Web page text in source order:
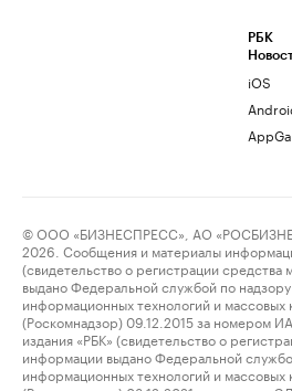
РБК
iOS
© ООО «БИЗНЕСПРЕСС», АО
2026. Сообщения и материалы
(свидетельство о регистрации
выдано Федеральной службой по
информационных технологий и массовых
(Роскомнадзор) 09.12.2015 за номером
издания «РБК» (свидетельство о
информации выдано Федеральной
информационных технологий и массовых